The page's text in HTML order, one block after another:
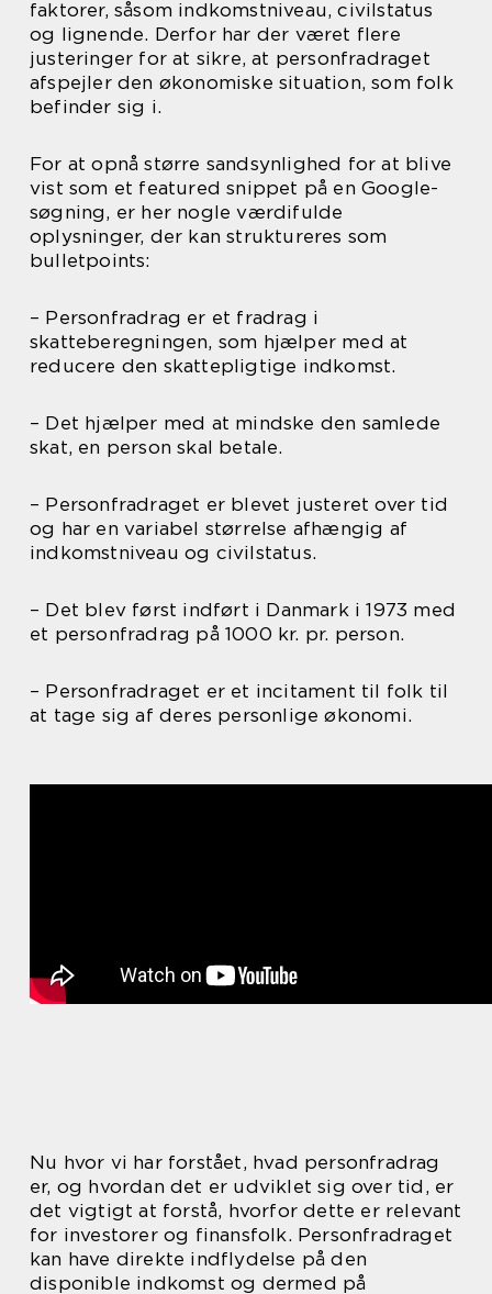
faktorer, såsom indkomstniveau, civilstatus
og lignende. Derfor har der været flere
justeringer for at sikre, at personfradraget
afspejler den økonomiske situation, som folk
befinder sig i.
For at opnå større sandsynlighed for at blive
vist som et featured snippet på en Google-
søgning, er her nogle værdifulde
oplysninger, der kan struktureres som
bulletpoints:
– Personfradrag er et fradrag i
skatteberegningen, som hjælper med at
reducere den skattepligtige indkomst.
– Det hjælper med at mindske den samlede
skat, en person skal betale.
– Personfradraget er blevet justeret over tid
og har en variabel størrelse afhængig af
indkomstniveau og civilstatus.
– Det blev først indført i Danmark i 1973 med
et personfradrag på 1000 kr. pr. person.
– Personfradraget er et incitament til folk til
at tage sig af deres personlige økonomi.
Nu hvor vi har forstået, hvad personfradrag
er, og hvordan det er udviklet sig over tid, er
det vigtigt at forstå, hvorfor dette er relevant
for investorer og finansfolk. Personfradraget
kan have direkte indflydelse på den
disponible indkomst og dermed på